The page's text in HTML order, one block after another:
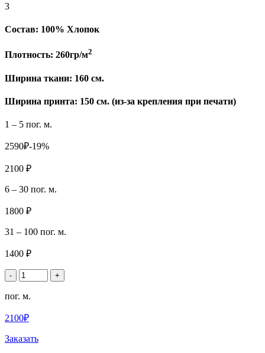
3
Состав: 100% Хлопок
Плотность: 260гр/м2
Ширина ткани: 160 см.
Ширина принта: 150 см. (из-за крепления при печати)
1 – 5 пог. м.
2590₽-19%
2100 ₽
6 – 30 пог. м.
1800 ₽
31 – 100 пог. м.
1400 ₽
- +
пог. м.
2100₽
Заказать